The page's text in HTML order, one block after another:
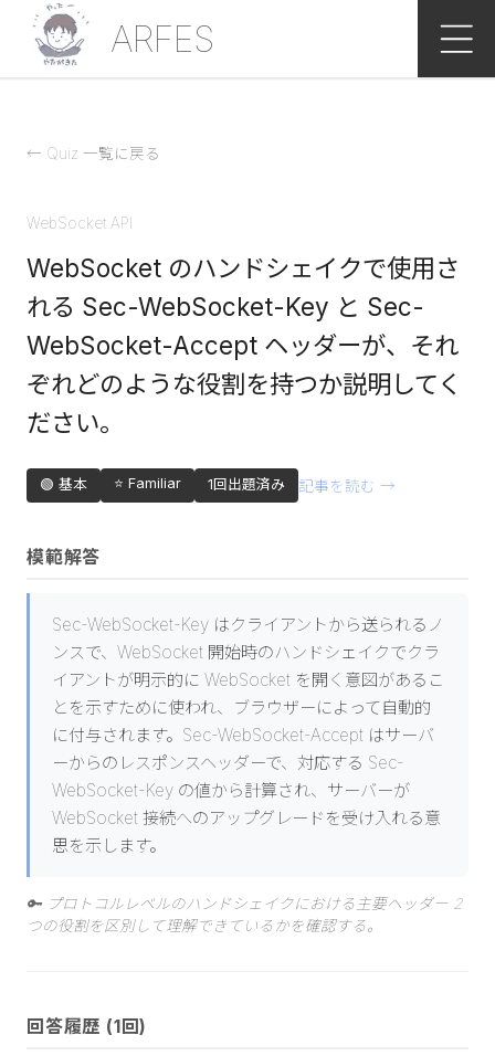
ARFES
← Quiz 一覧に戻る
WebSocket API
WebSocket のハンドシェイクで使用さ
れる Sec-WebSocket-Key と Sec-
WebSocket-Accept ヘッダーが、それ
ぞれどのような役割を持つか説明してく
ださい。
🟢 基本 ⭐ Familiar 1回出題済み 記事を読む →
模範解答
Sec-WebSocket-Key はクライアントから送られるノ
ンスで、WebSocket 開始時のハンドシェイクでクラ
イアントが明示的に WebSocket を開く意図があるこ
とを示すために使われ、ブラウザーによって自動的
に付与されます。Sec-WebSocket-Accept はサーバ
ーからのレスポンスヘッダーで、対応する Sec-
WebSocket-Key の値から計算され、サーバーが
WebSocket 接続へのアップグレードを受け入れる意
思を示します。
🔑 プロトコルレベルのハンドシェイクにおける主要ヘッダー 2
つの役割を区別して理解できているかを確認する。
回答履歴 (1 回)